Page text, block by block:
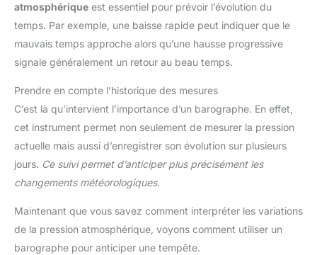
atmosphérique est essentiel pour prévoir l’évolution du
temps. Par exemple, une baisse rapide peut indiquer que le
mauvais temps approche alors qu’une hausse progressive
signale généralement un retour au beau temps.
Prendre en compte l’historique des mesures
C’est là qu’intervient l’importance d’un barographe. En effet,
cet instrument permet non seulement de mesurer la pression
actuelle mais aussi d’enregistrer son évolution sur plusieurs
jours. Ce suivi permet d’anticiper plus précisément les
changements météorologiques.
Maintenant que vous savez comment interpréter les variations
de la pression atmosphérique, voyons comment utiliser un
barographe pour anticiper une tempête.